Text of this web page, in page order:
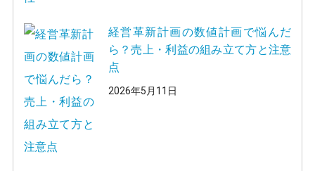
経営革新計画の数値計画で悩んだ
ら？売上・利益の組み立て方と注意
点
2026年5月11日